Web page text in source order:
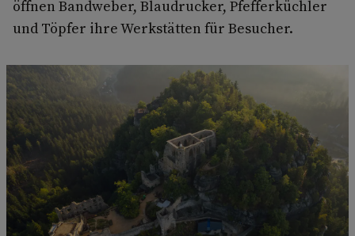
öffnen Bandweber, Blaudrucker, Pfefferküchler
und Töpfer ihre Werkstätten für Besucher.